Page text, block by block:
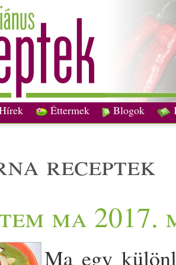
Éttermek Blogok
receptek
ma 2017.
Ma egy